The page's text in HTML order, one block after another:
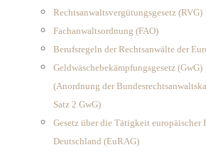
Rechtsanwaltsvergütungsgesetz (RVG)
Fachanwaltsordnung (FAO)
Berufsregeln der Rechtsanwälte der
Geldwäschebekämpfungsgesetz (GwG)
(Anordnung der
Satz 2 GwG)
Gesetz über die Tätigkeit europäischer
Deutschland (EuRAG)